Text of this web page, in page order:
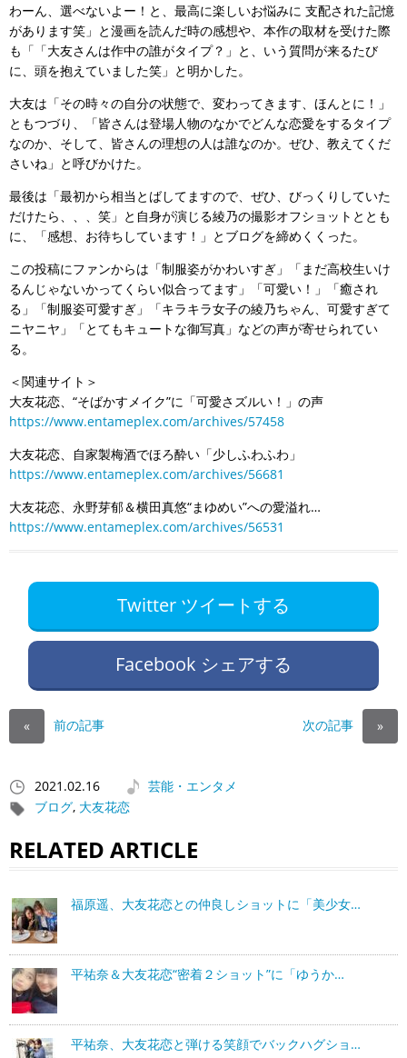
わーん、選べないよー！と、最高に楽しいお悩みに 支配された記憶
があります笑」と漫画を読んだ時の感想や、本作の取材を受けた際
も「「大友さんは作中の誰がタイプ？」と、いう質問が来るたび
に、頭を抱えていました笑」と明かした。
大友は「その時々の自分の状態で、変わってきます、ほんとに！」
ともつづり、「皆さんは登場人物のなかでどんな恋愛をするタイプ
なのか、そして、皆さんの理想の人は誰なのか。ぜひ、教えてくだ
さいね」と呼びかけた。
最後は「最初から相当とばしてますので、ぜひ、びっくりしていた
だけたら、、、笑」と自身が演じる綾乃の撮影オフショットととも
に、「感想、お待ちしています！」とブログを締めくくった。
この投稿にファンからは「制服姿がかわいすぎ」「まだ高校生いけ
るんじゃないかってくらい似合ってます」「可愛い！」「癒され
る」「制服姿可愛すぎ」「キラキラ女子の綾乃ちゃん、可愛すぎて
ニヤニヤ」「とてもキュートな御写真」などの声が寄せられてい
る。
＜関連サイト＞
大友花恋、“そばかすメイク”に「可愛さズルい！」の声
https://www.entameplex.com/archives/57458
大友花恋、自家製梅酒でほろ酔い「少しふわふわ」
https://www.entameplex.com/archives/56681
大友花恋、永野芽郁＆横田真悠“まゆめい”への愛溢れ…
https://www.entameplex.com/archives/56531
Twitter ツイートする
Facebook シェアする
« 前の記事 次の記事 »
2021.02.16
芸能・エンタメ
ブログ, 大友花恋
RELATED ARTICLE
福原遥、大友花恋との仲良しショットに「美少女…
平祐奈＆大友花恋“密着２ショット”に「ゆうか…
平祐奈、大友花恋と弾ける笑顔でバックハグショ…